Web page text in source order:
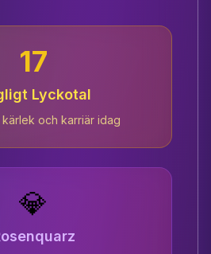
17
Lyckotal
och karriär idag
💎